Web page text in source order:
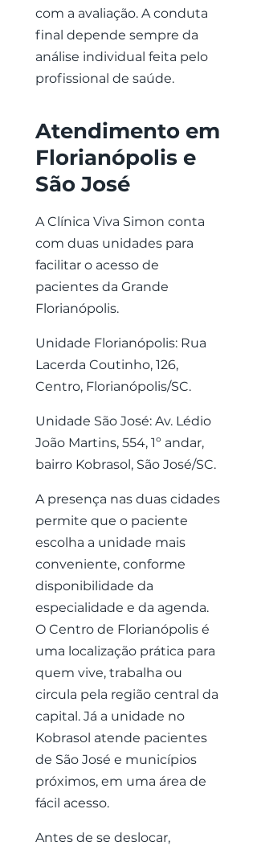
com a avaliação. A conduta
final depende sempre da
análise individual feita pelo
profissional de saúde.
Atendimento em
Florianópolis e
São José
A Clínica Viva Simon conta
com duas unidades para
facilitar o acesso de
pacientes da Grande
Florianópolis.
Unidade Florianópolis: Rua
Lacerda Coutinho, 126,
Centro, Florianópolis/SC.
Unidade São José: Av. Lédio
João Martins, 554, 1º andar,
bairro Kobrasol, São José/SC.
A presença nas duas cidades
permite que o paciente
escolha a unidade mais
conveniente, conforme
disponibilidade da
especialidade e da agenda.
O Centro de Florianópolis é
uma localização prática para
quem vive, trabalha ou
circula pela região central da
capital. Já a unidade no
Kobrasol atende pacientes
de São José e municípios
próximos, em uma área de
fácil acesso.
Antes de se deslocar,